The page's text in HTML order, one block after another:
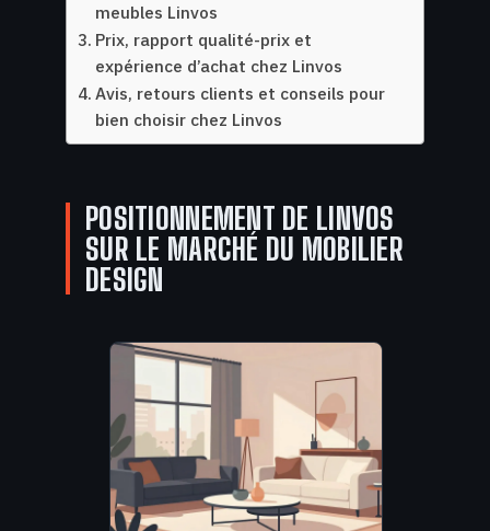
meubles Linvos
Prix, rapport qualité-prix et
expérience d’achat chez Linvos
Avis, retours clients et conseils pour
bien choisir chez Linvos
POSITIONNEMENT DE LINVOS
SUR LE MARCHÉ DU MOBILIER
DESIGN